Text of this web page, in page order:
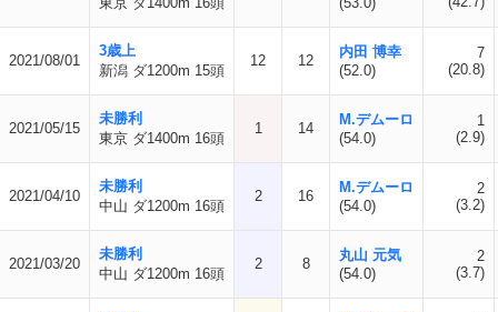
2021/08/01
3歳上
新潟 ダ1200m 15頭
12 12
内田 博幸
(52.0)
7
(20.8)
2021/05/15
未勝利
東京 ダ1400m 16頭
1 14
M.デムーロ
(54.0)
1
(2.9)
2021/04/10
未勝利
中山 ダ1200m 16頭
2 16
M.デムーロ
(54.0)
2
(3.2)
2021/03/20
未勝利
中山 ダ1200m 16頭
2 8
丸山 元気
(54.0)
2
(3.7)